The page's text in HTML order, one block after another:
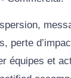
perte
équipes et